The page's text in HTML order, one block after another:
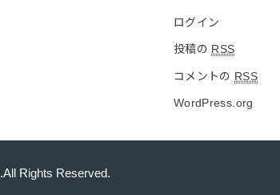
ログイン
投稿の RSS
コメントの RSS
WordPress.org
.All Rights Reserved.